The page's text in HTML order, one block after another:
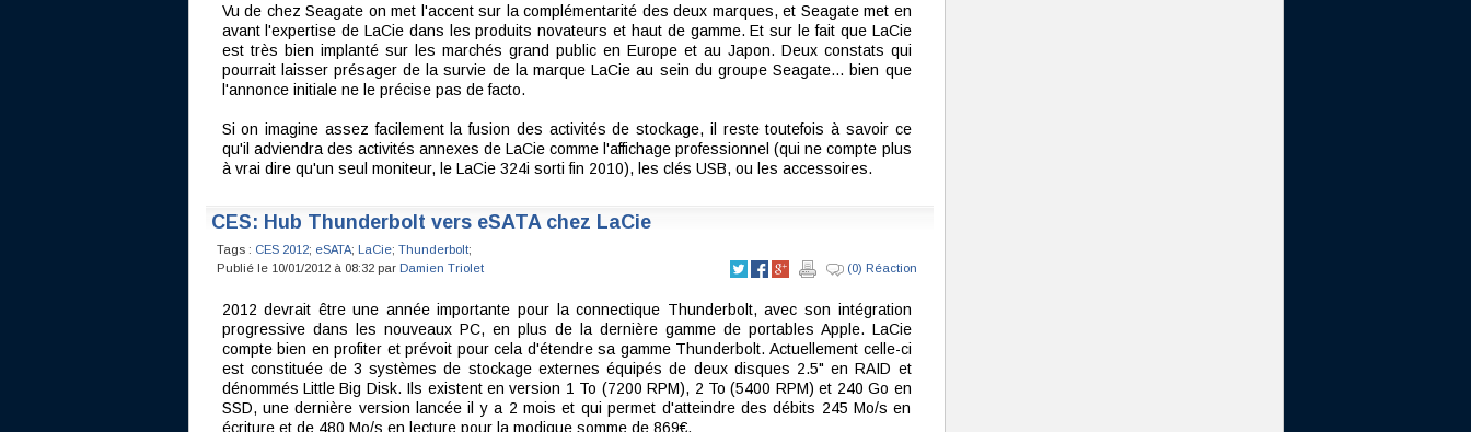
Vu de chez Seagate on met l'accent sur la complémentarité des deux marques, et Seagate met en
avant l'expertise de LaCie dans les produits novateurs et haut de gamme. Et sur le fait que LaCie
est très bien implanté sur les marchés grand public en Europe et au Japon. Deux constats qui
pourrait laisser présager de la survie de la marque LaCie au sein du groupe Seagate... bien que
l'annonce initiale ne le précise pas de facto.
Si on imagine assez facilement la fusion des activités de stockage, il reste toutefois à savoir ce
qu'il adviendra des activités annexes de LaCie comme l'affichage professionnel (qui ne compte plus
à vrai dire qu'un seul moniteur, le LaCie 324i sorti fin 2010), les clés USB, ou les accessoires.
CES: Hub Thunderbolt vers eSATA chez LaCie
Tags : CES 2012; eSATA; LaCie; Thunderbolt;
Publié le 10/01/2012 à 08:32 par Damien Triolet (0) Réaction
2012 devrait être une année importante pour la connectique Thunderbolt, avec son intégration
progressive dans les nouveaux PC, en plus de la dernière gamme de portables Apple. LaCie
compte bien en profiter et prévoit pour cela d'étendre sa gamme Thunderbolt. Actuellement celle-ci
est constituée de 3 systèmes de stockage externes équipés de deux disques 2.5" en RAID et
dénommés Little Big Disk. Ils existent en version 1 To (7200 RPM), 2 To (5400 RPM) et 240 Go en
SSD, une dernière version lancée il y a 2 mois et qui permet d'atteindre des débits 245 Mo/s en
écriture et de 480 Mo/s en lecture pour la modique somme de 869€.